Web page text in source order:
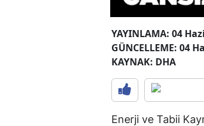
YAYINLAMA: 04
GÜNCELLEME: 04
KAYNAK: DHA
Enerji ve Tabii